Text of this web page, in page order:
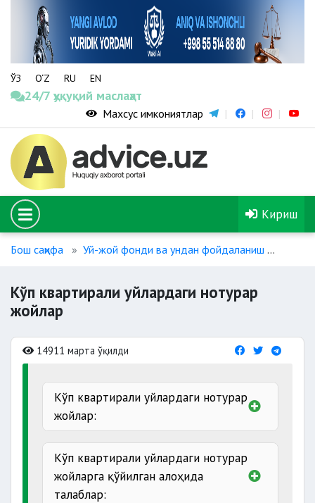
ЎЗ O‘Z RU EN
24/7 ҳуқуқий маслаҳат
Махсус имкониятлар
Кириш
Бош саҳифа Уй-жой фонди ва ундан фойдаланиш
Кўп квартирали уйлардаги нотурар
жойлар
14911 марта ўқилди
Кўп квартирали уйлардаги нотурар
жойлар:
уйнинг ёнига
Кўп квартирали уйлардаги нотурар
жойларга қўйилган алоҳида
талаблар: